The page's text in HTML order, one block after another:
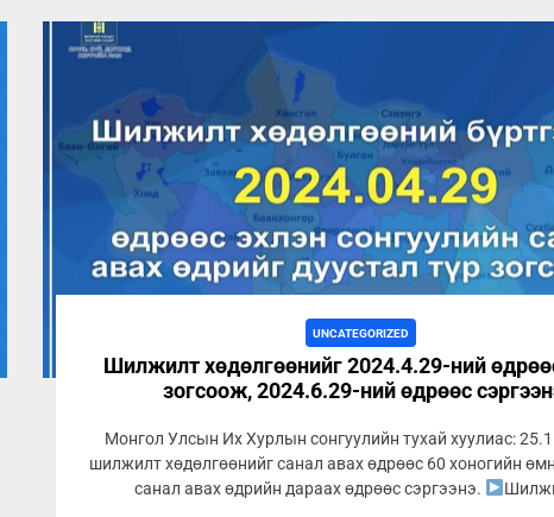
UNCATEGORIZED
Шилжилт хөдөлгөөнийг 2024.4.29-ний
зогсоож, 2024.6.29-ний өдрөөс
Монгол Улсын Их Хурлын сонгуулийн тухай хуулиас:
шилжилт хөдөлгөөнийг санал авах өдрөөс 60 хоногийн
санал авах өдрийн дараах өдрөөс сэргээнэ.